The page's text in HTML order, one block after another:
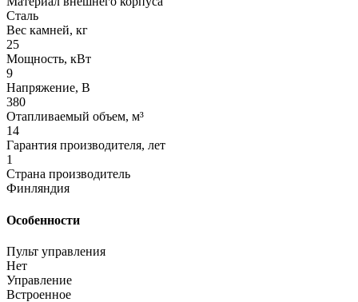
Сталь
Вес камней, кг
25
Мощность, кВт
9
Напряжение, В
380
Отапливаемый объем, м³
14
Гарантия производителя, лет
1
Страна производитель
Финляндия
Особенности
Пульт управления
Нет
Управление
Встроенное